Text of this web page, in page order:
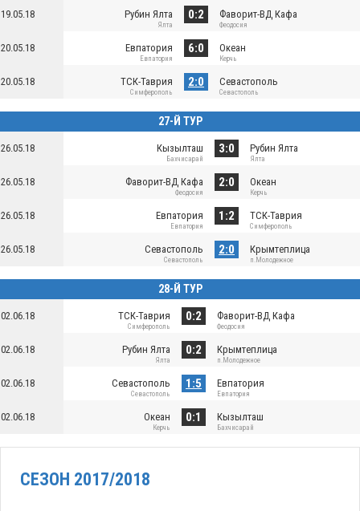
19.05.18 Рубин Ялта
Ялта
0:2 Фаворит-ВД Кафа
Феодосия
20.05.18 Евпатория
Евпатория
6:0 Океан
Керчь
20.05.18 ТСК-Таврия
Симферополь
2:0 Севастополь
Севастополь
27-Й ТУР
26.05.18 Кызылташ
Бахчисарай
3:0 Рубин Ялта
Ялта
26.05.18 Фаворит-ВД Кафа
Феодосия
2:0 Океан
Керчь
26.05.18 Евпатория
Евпатория
1:2 ТСК-Таврия
Симферополь
26.05.18 Севастополь
Севастополь
2:0 Крымтеплица
п.Молодежное
28-Й ТУР
02.06.18 ТСК-Таврия
Симферополь
0:2 Фаворит-ВД Кафа
Феодосия
02.06.18 Рубин Ялта
Ялта
0:2 Крымтеплица
п.Молодежное
02.06.18 Севастополь
Севастополь
1:5 Евпатория
Евпатория
02.06.18 Океан
Керчь
0:1 Кызылташ
Бахчисарай
СЕЗОН 2017/2018